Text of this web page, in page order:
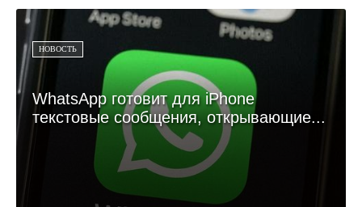
НОВОСТЬ
WhatsApp готовит для iPhone
текстовые сообщения, открывающие...